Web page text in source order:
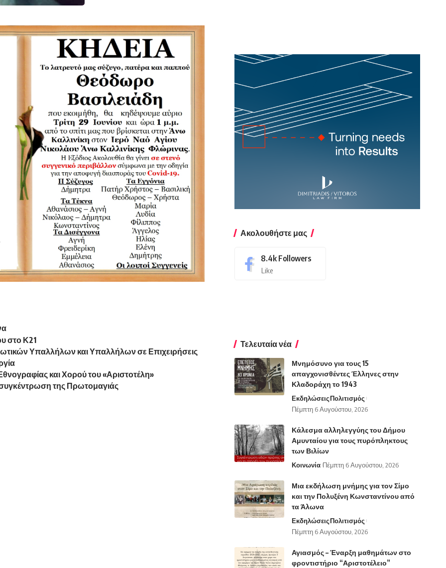
στο Κ21
Υπαλλήλων και Υπαλλήλων σε Επιχειρήσεις
και Χορού του «Αριστοτέλη»
της Πρωτομαγιάς
Ακολουθήστε μας
8.4k Followers
Like
Τελευταία νέα
Μνημόσυνο για τους 15
απαγχονισθέντες Έλληνες στην
Κλαδοράχη το 1943
ΕκδηλώσειςΠολιτισμός
Πέμπτη 6 Αυγούστου, 2026
Κάλεσμα αλληλεγγύης του Δήμου
Αμυνταίου για τους πυρόπληκτους
των Βιλίων
Κοινωνία Πέμπτη 6 Αυγούστου, 2026
Μια εκδήλωση μνήμης για τον Σίμο
και την Πολυξένη Κωνσταντίνου από
τα Άλωνα
ΕκδηλώσειςΠολιτισμός
Πέμπτη 6 Αυγούστου, 2026
Αγιασμός – Έναρξη μαθημάτων στο
φροντιστήριο “Αριστοτέλειο”